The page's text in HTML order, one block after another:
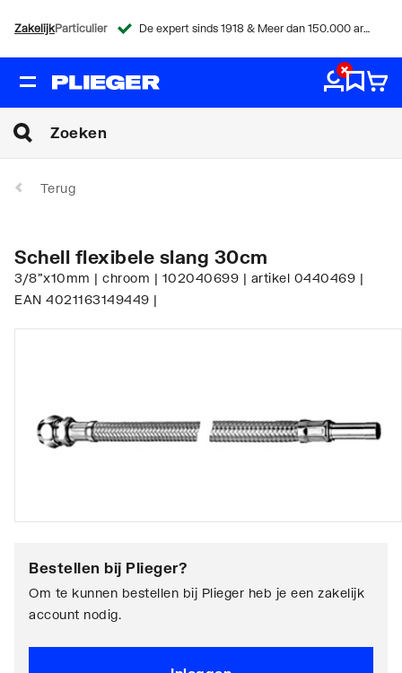
ZakelijkParticulier De expert sinds 1918 & Meer dan 150.000 artikelen
Terug
Schell flexibele slang 30cm
3/8"x10mm | chroom | 102040699 | artikel 0440469 |
EAN 4021163149449 |
Bestellen bij Plieger?
Om te kunnen bestellen bij Plieger heb je een zakelijk
account nodig.